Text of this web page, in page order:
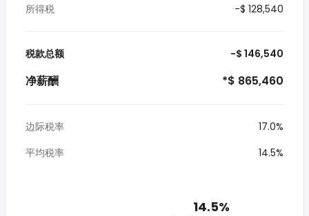
所得税
-$ 128,540
税款总额 -$ 146,540
净薪酬 *$ 865,460
边际税率
17.0%
平均税率
14.5%
14.5%